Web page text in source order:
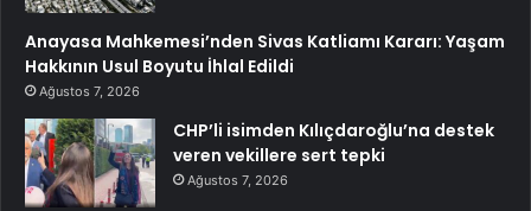
Anayasa Mahkemesi’nden Sivas Katliamı Kararı: Yaşam
Hakkının Usul Boyutu İhlal Edildi
Ağustos 7, 2026
CHP’li isimden Kılıçdaroğlu’na destek
veren vekillere sert tepki
Ağustos 7, 2026